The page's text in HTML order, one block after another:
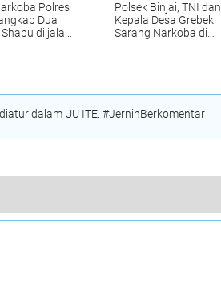
Polres
Dua
di jalan
Polsek Binjai, TNI dan
Kepala Desa Grebek
Sarang Narkoba di
dalam UU ITE. #JernihBerkomentar
330 Pelanggaran